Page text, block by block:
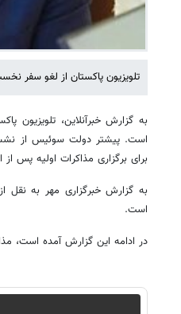
تلویزیون پاکستان از لغو سفر
به گزارش خبرآنلاین،
است. پیشتر دولت سوئیس از نشست
برای برگزاری مذاکرات اولیه پس
به گزارش خبرگزاری مهر به نقل
است.
در ادامه این گزارش آمده است،